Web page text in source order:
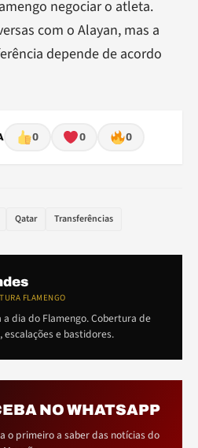
negociar o atleta.
com o Alayan, mas a
depende de acordo
0 0 0
Qatar Transferências
FLAMENGO
a dia do Flamengo. Cobertura de
escalações e bastidores.
NO WHATSAPP
o primeiro a saber das notícias do